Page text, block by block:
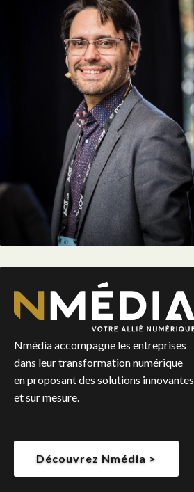
Nmédia accompagne les entreprises
dans leur transformation numérique
en proposant des solutions innovantes
et sur mesure.
Découvrez Nmédia >